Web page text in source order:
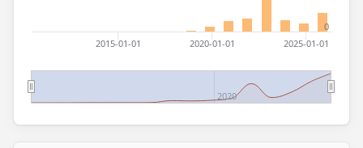
2015-01-01 2020-01-01 2025-01-01
2020
0